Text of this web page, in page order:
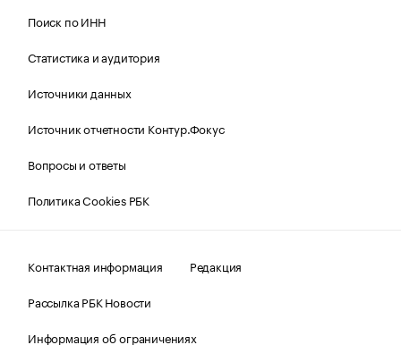
Поиск по ИНН
Статистика и аудитория
Источники данных
Источник отчетности Контур.Фокус
Вопросы и ответы
Политика Cookies РБК
Контактная информация
Редакция
Рассылка РБК Новости
Информация об ограничениях